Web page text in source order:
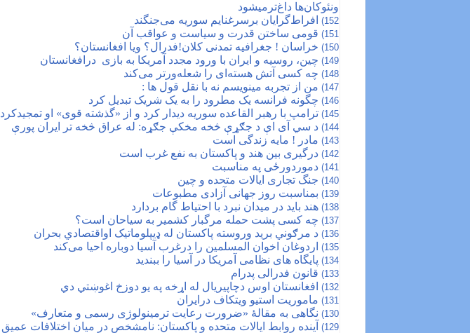
ونئوکان‌ها داغ‌ترمیشود
152) افراط‌گرایان برسرغنایم سوریه می‌جنگند
151) قومی ساختن قدرت و سیاست و عواقب آن
150) خراسان ! جغرافیه تمدنی کلان!فدرال؟ ویا افغانستان؟
149) چین، روسیه و ایران با ورود مجدد آمریکا به بازی ‎ درافغانستان
148) چه کسی آتش هسته‌ای را شعله‌ورتر می‌کند
147) من از تجربه مینویسم نه با نقل قول ها :
146) چگونه فرانسه یک مطرود را به یک شریک تبدیل کرد
145) ترامپ با رهبر القاعده سوریه دیدار کرد و از «گذشته قوی» او تمجیدکرد
144) د سي آی اې د جګړې څخه مخکې جګړه: له عراق څخه تر ایران پورې
143) مادر ! مایه زندگی است
142) درگیری بین هند و پاکستان به نفع غرب است
141) دموردورځی په مناسبت
140) جنگ تجاری ایالات متحده و چین
139) بمناسبت روز جهانی آزادی مطبوعات
138) هند باید در میدان نبرد با ‎احتیاط گام بردارد
137) چه کسی پشت حمله مرگبار کشمیر به سیاحان است؟
136) د مرګوني برید وروسته پاکستان له ډیپلوماتیک اواقتصادي بحران
135) اردوغان اخوان المسلمین را درغرب آسیا دوباره احیا می‌کند
134) پایگاه های نظامی آمریکا در آسیا را ببندید
133) قانون فدرالی پدرام
132) افغانستان اوس دچاپیریال له اړخه په یو دوزخ اغوښتي دي
131) ماموریت استیو ویتکاف درایران
130) نگاهی به مقالۀ «ضرورت رعایت ترمینولوژی رسمی و متعارف»
129) آینده روابط ایالات متحده و پاکستان: نامشخص در میان اختلافات عمیق